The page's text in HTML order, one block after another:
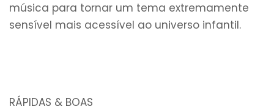
música para tornar um tema extremamente
sensível mais acessível ao universo infantil.
RÁPIDAS & BOAS